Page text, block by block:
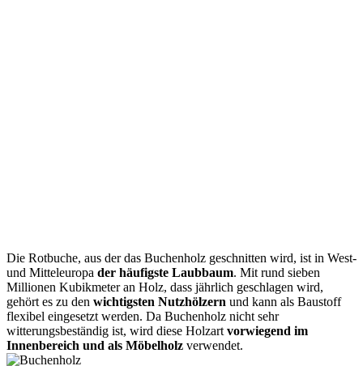
Die Rotbuche, aus der das Buchenholz geschnitten wird, ist in West-
und Mitteleuropa der häufigste Laubbaum. Mit rund sieben
Millionen Kubikmeter an Holz, dass jährlich geschlagen wird,
gehört es zu den wichtigsten Nutzhölzern und kann als Baustoff
flexibel eingesetzt werden. Da Buchenholz nicht sehr
witterungsbeständig ist, wird diese Holzart vorwiegend im
Innenbereich und als Möbelholz verwendet.